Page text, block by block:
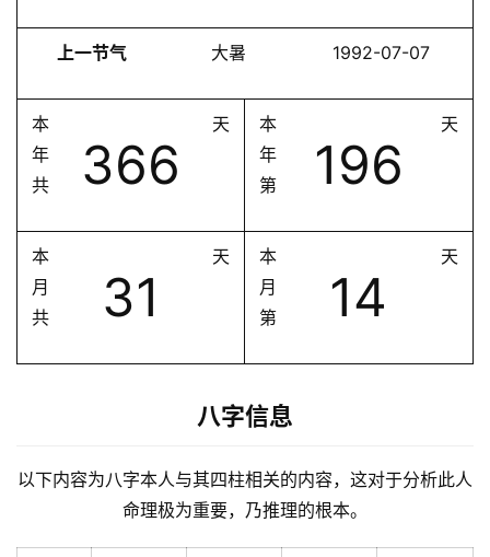
上一节气 大暑 1992-07-07
本
年
共
366
天
本
年
第
196
天
本
月
共
31
天
本
月
第
14
天
八字信息
以下内容为八字本人与其四柱相关的内容，这对于分析此人
命理极为重要，乃推理的根本。